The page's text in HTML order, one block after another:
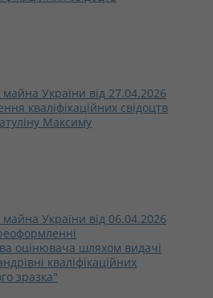
України від 27.04.2026
кваліфікаційних свідоцтв
Максиму
України від 06.04.2026
оцінювача шляхом видачі
кваліфікаційних
зразка"